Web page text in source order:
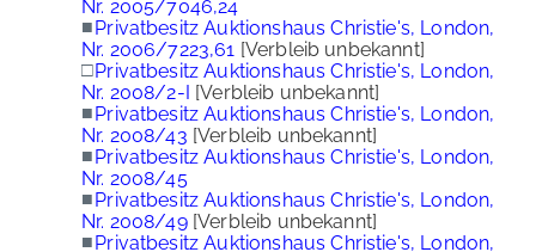
Nr. 2005/7046,24
■Privatbesitz Auktionshaus Christie's, London,
Nr. 2006/7223,61 [Verbleib unbekannt]
□Privatbesitz Auktionshaus Christie's, London,
Nr. 2008/2-I [Verbleib unbekannt]
■Privatbesitz Auktionshaus Christie's, London,
Nr. 2008/43 [Verbleib unbekannt]
■Privatbesitz Auktionshaus Christie's, London,
Nr. 2008/45
■Privatbesitz Auktionshaus Christie's, London,
Nr. 2008/49[Verbleib unbekannt]
■Privatbesitz Auktionshaus Christie's, London,